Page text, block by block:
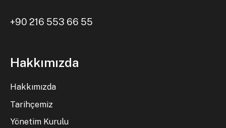
+90 216 553 66 55
Hakkımızda
Hakkımızda
Tarihçemiz
Yönetim Kurulu